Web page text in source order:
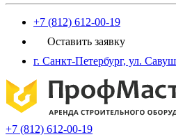
+7 (812) 612-00-19
Оставить заявку
г. Санкт-Петербург, ул.
+7 (812) 612-00-19